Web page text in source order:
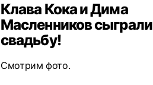
Клава Кока и Дима
Масленников сыграли
свадьбу!
Смотрим фото.